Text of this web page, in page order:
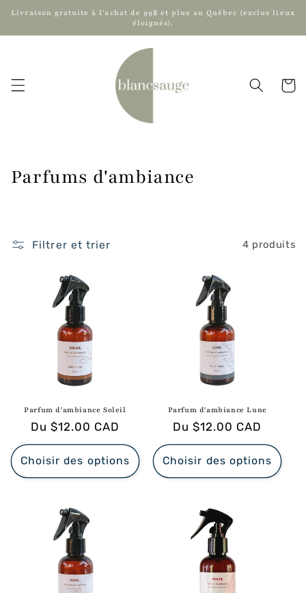
passer
Livraison gratuite à l'achat de 99$ et plus au Québec (exclus lieux
éloignés).
Panier
C
l
:
Parfums d'ambiance
Filtrer et trier 4 produits
Parfum d'ambiance Soleil
Prix
habituel
Du $12.00 CAD
Choisir des options
Parfum d'ambiance Lune
Prix
habituel
Du $12.00 CAD
Choisir des options